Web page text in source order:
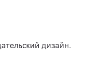
дизайн.